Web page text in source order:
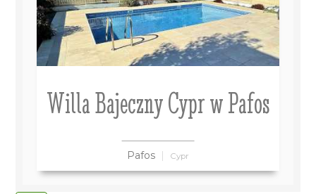
Willa Bajeczny Cypr w Pafos
Pafos Cypr